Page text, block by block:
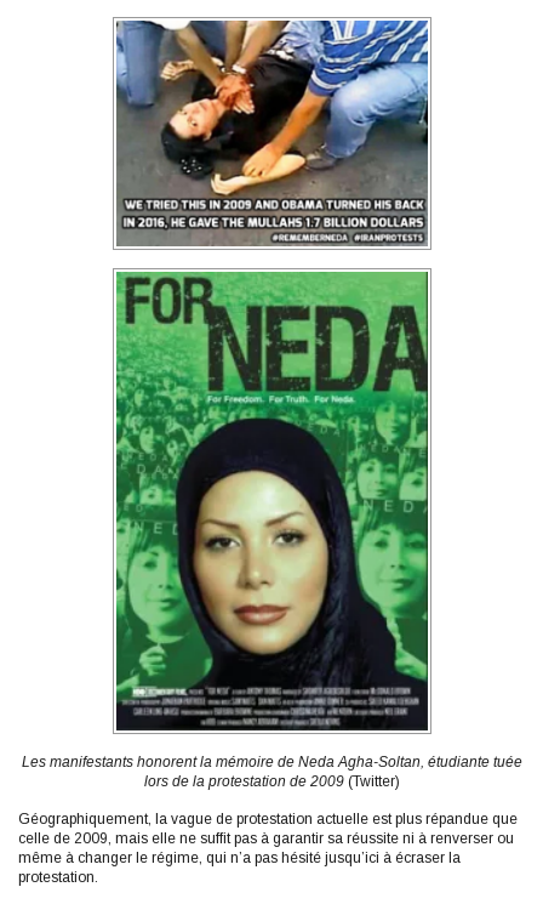
Les manifestants honorent la mémoire de Neda Agha-Soltan, étudiante tuée
lors de la protestation de 2009(Twitter)
Géographiquement, la vague de protestation actuelle est plus répandue que
celle de 2009, mais elle ne suffit pas à garantir sa réussite ni à renverser ou
même à changer le régime, qui n’a pas hésité jusqu’ici à écraser la
protestation.